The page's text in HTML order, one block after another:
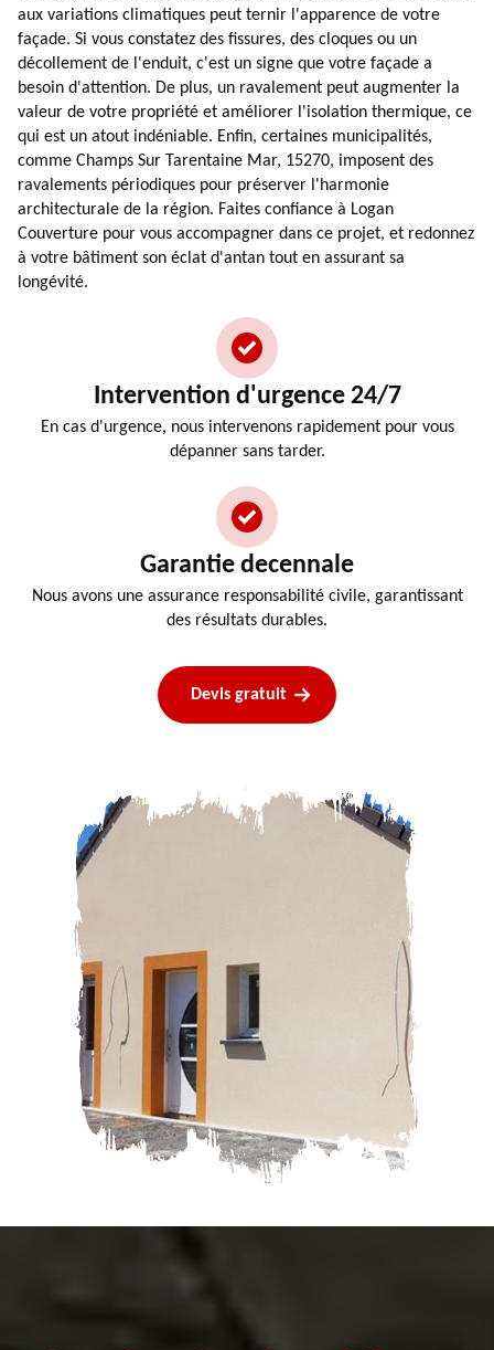
aux variations climatiques peut ternir l'apparence de votre
façade. Si vous constatez des fissures, des cloques ou un
décollement de l'enduit, c'est un signe que votre façade a
besoin d'attention. De plus, un ravalement peut augmenter la
valeur de votre propriété et améliorer l'isolation thermique, ce
qui est un atout indéniable. Enfin, certaines municipalités,
comme Champs Sur Tarentaine Mar, 15270, imposent des
ravalements périodiques pour préserver l'harmonie
architecturale de la région. Faites confiance à Logan
Couverture pour vous accompagner dans ce projet, et redonnez
à votre bâtiment son éclat d'antan tout en assurant sa
longévité.
Intervention d'urgence 24/7
En cas d'urgence, nous intervenons rapidement pour vous
dépanner sans tarder.
Garantie decennale
Nous avons une assurance responsabilité civile, garantissant
des résultats durables.
Devis gratuit